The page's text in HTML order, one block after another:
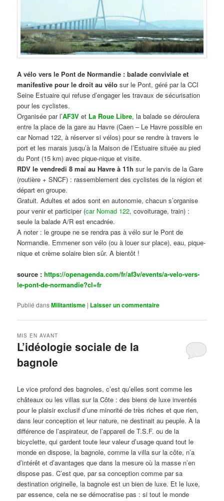
A vélo vers le Pont de Normandie : balade conviviale et
manifestive pour le droit au vélo sur le Pont, géré par la CCI
Seine Estuaire qui refuse d’engager les travaux de sécurisation
pour les cyclistes.
Organisée par l’AF3V et La Roue Libre, la balade se déroulera
entre la place de la gare au Havre (Caen – Le Havre possible en
car Nomad 122, à réserver si vélos) pour se rendre à travers le
port et les marais jusqu’à la Maison de l’Estuaire située au pied
du Pont (15 km) avec pique-nique et visite.
RDV le vendredi 8 mai au Havre à 11h sur le parvis de la Gare
(routière + SNCF) : rassemblement des cyclistes de la région et
départ en groupe.
Gratuit. Adultes et ados sont en autonomie, chacun s’organise
pour venir et participer (car Nomad 122, covoiturage, train) :
seule la balade A/R est encadrée.
A noter : le groupe ne se rendra pas à vélo sur le Pont de
Normandie. Emmener son vélo (ou à louer sur place), eau, pique-
nique et crème solaire bien sûr. A bientôt !
source :https://openagenda.com/fr/af3v/events/a-velo-vers-
le-pont-de-normandie?cl=fr
Publié dansMilitantisme | Laisser un commentaire
L’idéologie sociale de la
bagnole
MIS EN AVANT
Le vice profond des bagnoles, c’est qu’elles sont comme les
châteaux ou les villas sur la Côte : des biens de luxe inventés
pour le plaisir exclusif d’une minorité de très riches et que rien,
dans leur conception et leur nature, ne destinait au peuple. À la
différence de l’aspirateur, de l’appareil de T.S.F. ou de la
bicyclette, qui gardent toute leur valeur d’usage quand tout le
monde en dispose, la bagnole, comme la villa sur la côte, n’a
d’intérêt et d’avantages que dans la mesure où la masse n’en
dispose pas. C’est que, par sa conception comme par sa
destination originelle, la bagnole est un bien de luxe. Et le luxe,
par essence, cela ne se démocratise pas : si tout le monde